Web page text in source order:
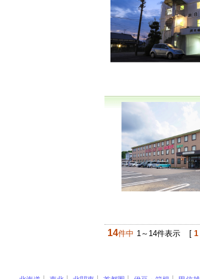
14件中 1～14件表示 [ 1